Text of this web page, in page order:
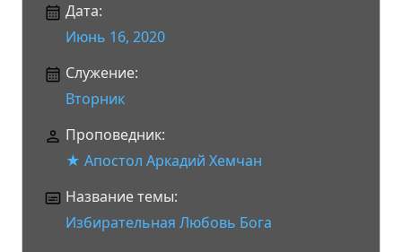
Дата:
Июнь 16, 2020
Служение:
Вторник
Проповедник:
★ Апостол Аркадий Хемчан
Название темы:
Избирательная Любовь Бога